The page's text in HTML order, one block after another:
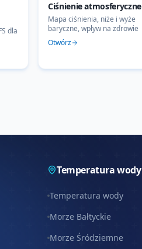
dla
Ciśnienie atmosferyczne
Mapa ciśnienia, niże i wyże
baryczne, wpływ na zdrowie
Otwórz
Temperatura wody
Temperatura wody
Morze Bałtyckie
Morze Śródziemne